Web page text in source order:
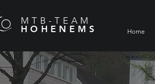
MTB-TEAM
HOHENEMS Home